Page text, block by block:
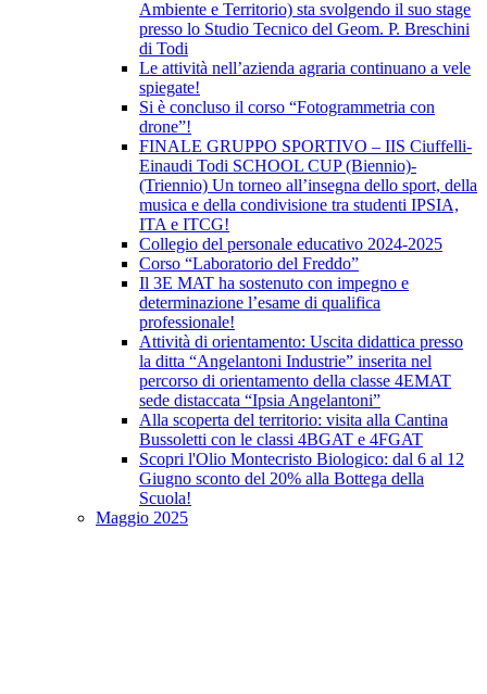
Ambiente e Territorio) sta svolgendo il suo stage
presso lo Studio Tecnico del Geom. P. Breschini
di Todi
Le attività nell’azienda agraria continuano a vele
spiegate!
Si è concluso il corso “Fotogrammetria con
drone”!
FINALE GRUPPO SPORTIVO – IIS Ciuffelli-
Einaudi Todi SCHOOL CUP (Biennio)-
(Triennio) Un torneo all’insegna dello sport, della
musica e della condivisione tra studenti IPSIA,
ITA e ITCG!
Collegio del personale educativo 2024-2025
Corso “Laboratorio del Freddo”
Il 3E MAT ha sostenuto con impegno e
determinazione l’esame di qualifica
professionale!
Attività di orientamento: Uscita didattica presso
la ditta “Angelantoni Industrie” inserita nel
percorso di orientamento della classe 4EMAT
sede distaccata “Ipsia Angelantoni”
Alla scoperta del territorio: visita alla Cantina
Bussoletti con le classi 4BGAT e 4FGAT
Scopri l'Olio Montecristo Biologico: dal 6 al 12
Giugno sconto del 20% alla Bottega della
Scuola!
Maggio 2025